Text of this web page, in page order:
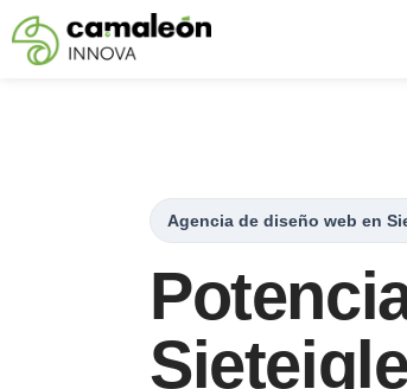
Saltar
Agencia de diseño web en